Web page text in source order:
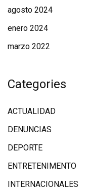
agosto 2024
enero 2024
marzo 2022
Categories
ACTUALIDAD
DENUNCIAS
DEPORTE
ENTRETENIMENTO
INTERNACIONALES